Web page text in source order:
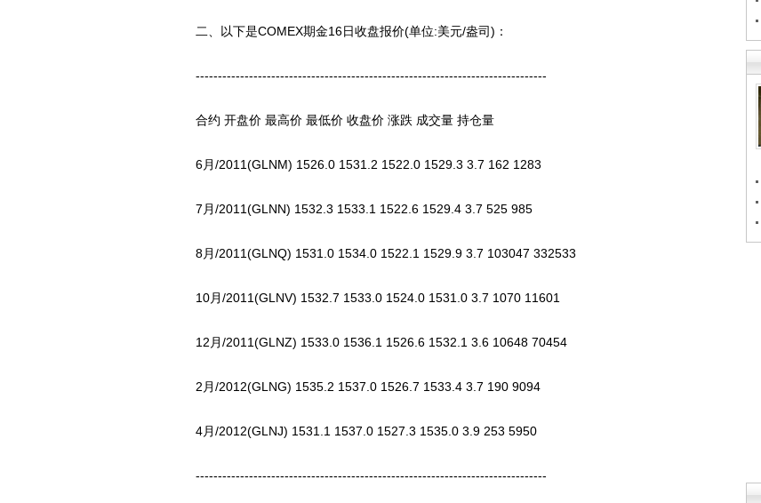
二、以下是COMEX期金16日收盘报价(单位:美元/盎司)：
-------------------------------------------------------------------------------
合约 开盘价 最高价 最低价 收盘价 涨跌 成交量 持仓量
6月/2011(GLNM) 1526.0 1531.2 1522.0 1529.3 3.7 162 1283
7月/2011(GLNN) 1532.3 1533.1 1522.6 1529.4 3.7 525 985
8月/2011(GLNQ) 1531.0 1534.0 1522.1 1529.9 3.7 103047 332533
10月/2011(GLNV) 1532.7 1533.0 1524.0 1531.0 3.7 1070 11601
12月/2011(GLNZ) 1533.0 1536.1 1526.6 1532.1 3.6 10648 70454
2月/2012(GLNG) 1535.2 1537.0 1526.7 1533.4 3.7 190 9094
4月/2012(GLNJ) 1531.1 1537.0 1527.3 1535.0 3.9 253 5950
-------------------------------------------------------------------------------